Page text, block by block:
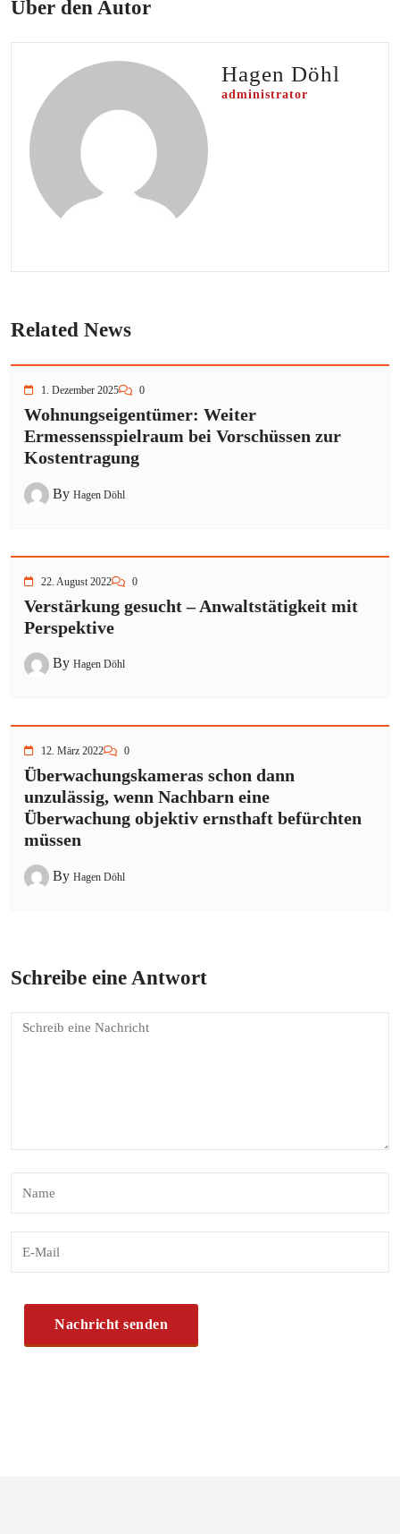
Über den Autor
Hagen Döhl
administrator
Related News
1. Dezember 2025 0
Wohnungseigentümer: Weiter
Ermessensspielraum bei Vorschüssen zur
Kostentragung
By Hagen Döhl
22. August 2022 0
Verstärkung gesucht – Anwaltstätigkeit mit
Perspektive
By Hagen Döhl
12. März 2022 0
Überwachungskameras schon dann
unzulässig, wenn Nachbarn eine
Überwachung objektiv ernsthaft befürchten
müssen
By Hagen Döhl
Schreibe eine Antwort